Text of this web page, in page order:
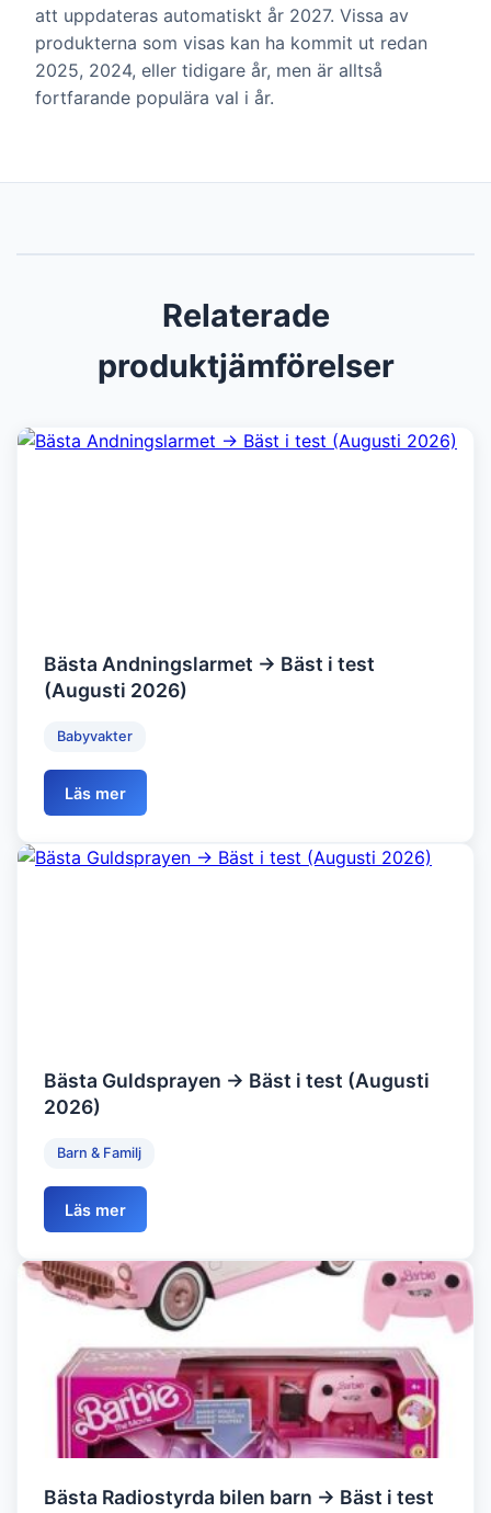
att uppdateras automatiskt år 2027. Vissa av
produkterna som visas kan ha kommit ut redan
2025, 2024, eller tidigare år, men är alltså
fortfarande populära val i år.
Relaterade
produktjämförelser
Bästa Andningslarmet → Bäst i test
(Augusti 2026)
Babyvakter
Läs mer
Bästa Guldsprayen → Bäst i test (Augusti
2026)
Barn & Familj
Läs mer
Bästa Radiostyrda bilen barn → Bäst i test